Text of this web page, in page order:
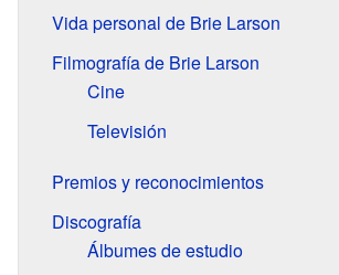
Vida personal de Brie Larson
Filmografía de Brie Larson
Cine
Televisión
Premios y reconocimientos
Discografía
Álbumes de estudio